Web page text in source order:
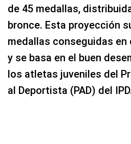
de 45 medallas,
bronce. Esta proyección
medallas conseguidas
y se basa en el buen
los atletas juveniles del
al Deportista (PAD) del